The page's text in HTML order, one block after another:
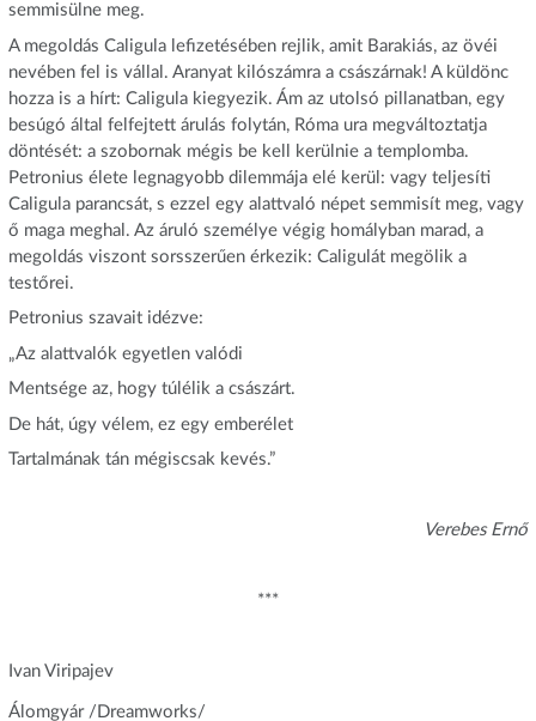
semmisülne meg.
A megoldás Caligula lefizetésében rejlik, amit Barakiás, az övéi
nevében fel is vállal. Aranyat kilószámra a császárnak! A küldönc
hozza is a hírt: Caligula kiegyezik. Ám az utolsó pillanatban, egy
besúgó által felfejtett árulás folytán, Róma ura megváltoztatja
döntését: a szobornak mégis be kell kerülnie a templomba.
Petronius élete legnagyobb dilemmája elé kerül: vagy teljesíti
Caligula parancsát, s ezzel egy alattvaló népet semmisít meg, vagy
ő maga meghal. Az áruló személye végig homályban marad, a
megoldás viszont sorsszerűen érkezik: Caligulát megölik a
testőrei.
Petronius szavait idézve:
„Az alattvalók egyetlen valódi
Mentsége az, hogy túlélik a császárt.
De hát, úgy vélem, ez egy emberélet
Tartalmának tán mégiscsak kevés.”
Verebes Ernő
***
Ivan Viripajev
Álomgyár /Dreamworks/